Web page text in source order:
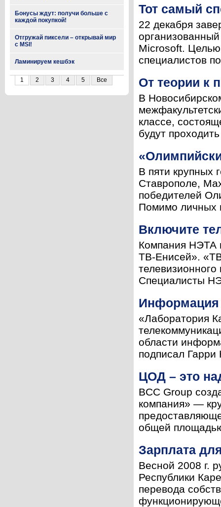
Бонусы ждут: получи больше с
каждой покупкой!
Отгружай пиксели – открывай мир
с MSI!
Ламинируем кешбэк
1 2 3 4 5 Все
Тот самый
22 декабря
Microsoft. Целью
специалистов
От теории к
В
классе,
будут
В пяти крупных
Ставрополе,
победителей
Помимо личных
Включите
Компания НЭТА
ТВ-Енисей».
Специалисты
Информация
«Лаборатория
области
подписал
ЦОД – это
BCC Group
компания» —
общей
Зарплата
Весной 2008 г.
Республики
перевода